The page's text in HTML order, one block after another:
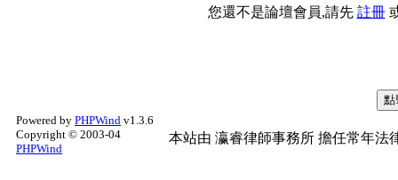
您還不是論壇會員,請先 註冊
Powered by PHPWind v1.3.6
Copyright © 2003-04
PHPWind
本站由 瀛睿律師事務所 擔任常年法